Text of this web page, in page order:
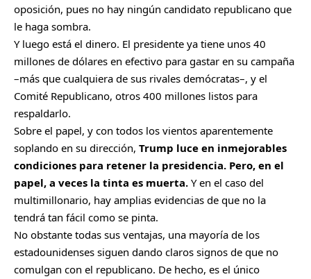
oposición, pues no hay ningún candidato republicano que
le haga sombra.
Y luego está el dinero. El presidente ya tiene unos 40
millones de dólares en efectivo para gastar en su campaña
–más que cualquiera de sus rivales demócratas–, y el
Comité Republicano, otros 400 millones listos para
respaldarlo.
Sobre el papel, y con todos los vientos aparentemente
soplando en su dirección, Trump luce en inmejorables
condiciones para retener la presidencia. Pero, en el
papel, a veces la tinta es muerta. Y en el caso del
multimillonario, hay amplias evidencias de que no la
tendrá tan fácil como se pinta.
No obstante todas sus ventajas, una mayoría de los
estadounidenses siguen dando claros signos de que no
comulgan con el republicano. De hecho, es el único